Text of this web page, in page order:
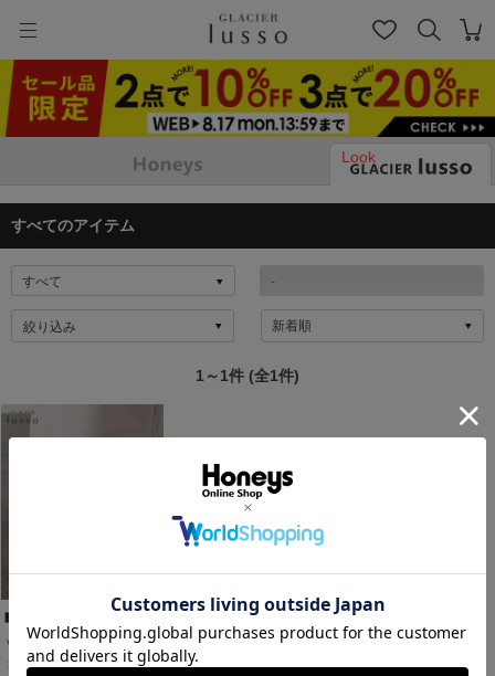
Look
すべてのアイテム
絞り込み
1～1件 (全1件)
Ｖカットフラットシューズ
￥3,980 税込